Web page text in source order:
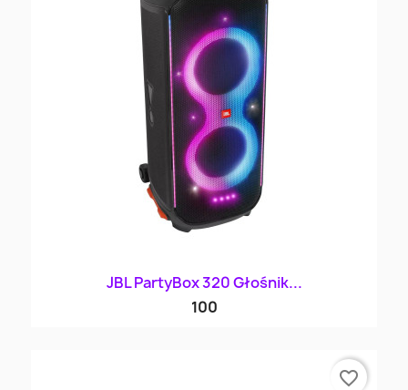
JBL PartyBox 320 Głośnik...
100
favorite_border